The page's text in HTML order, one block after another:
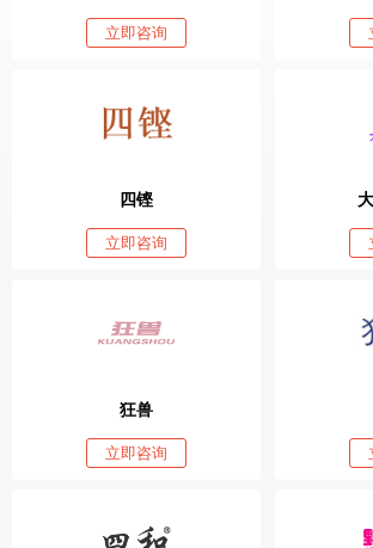
立即咨询
四铿
立即咨询
狂兽
立即咨询